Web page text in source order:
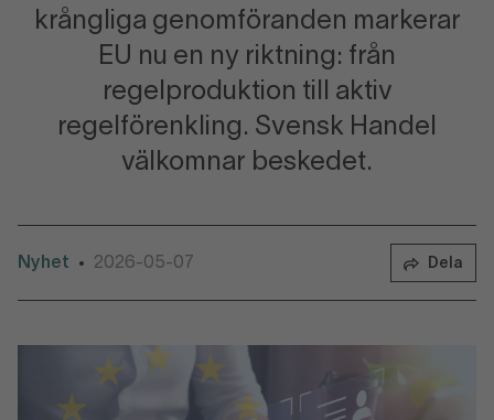
krångliga genomföranden markerar
EU nu en ny riktning: från
regelproduktion till aktiv
regelförenkling. Svensk Handel
välkomnar beskedet.
Nyhet • 2026-05-07 Dela